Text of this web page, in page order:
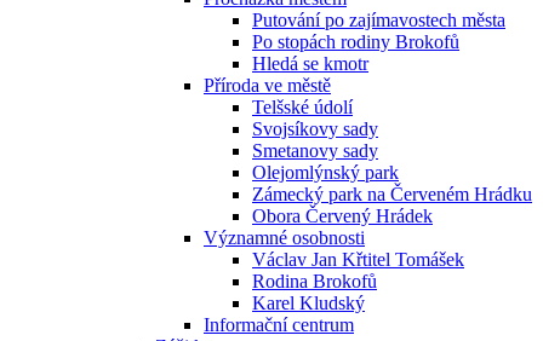
Putování po zajímavostech města
Po stopách rodiny Brokofů
Hledá se kmotr
Příroda ve městě
Telšské údolí
Svojsíkovy sady
Smetanovy sady
Olejomlýnský park
Zámecký park na Červeném Hrádku
Obora Červený Hrádek
Významné osobnosti
Václav Jan Křtitel Tomášek
Rodina Brokofů
Karel Kludský
Informační centrum